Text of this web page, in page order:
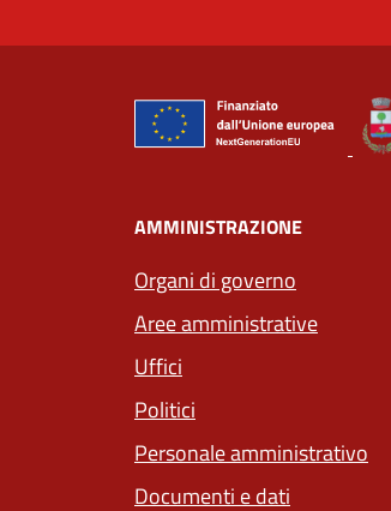
AMMINISTRAZIONE
Organi di governo
Aree amministrative
Uffici
Politici
Personale amministrativo
Documenti e dati